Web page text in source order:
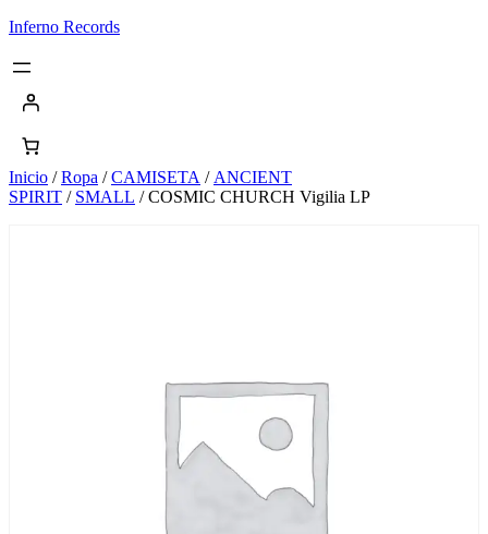
Saltar
contenido
Inferno Records
Inicio /Ropa /CAMISETA / ANCIENT
SPIRIT / SMALL / COSMIC CHURCH Vigilia LP